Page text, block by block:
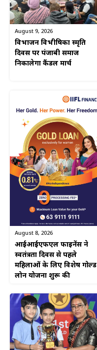
August 9, 2026
विभाजन विभीषिका स्मृति
दिवस पर पंजाबी समाज
निकालेगा कैंडल मार्च
August 8, 2026
आईआईएफएल फाइनेंस ने
स्वतंत्रता दिवस से पहले
महिलाओं के लिए विशेष गोल्ड
लोन योजना शुरू की